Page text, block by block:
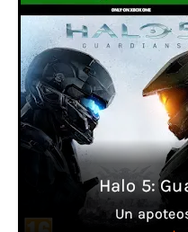
Halo 5:
Un